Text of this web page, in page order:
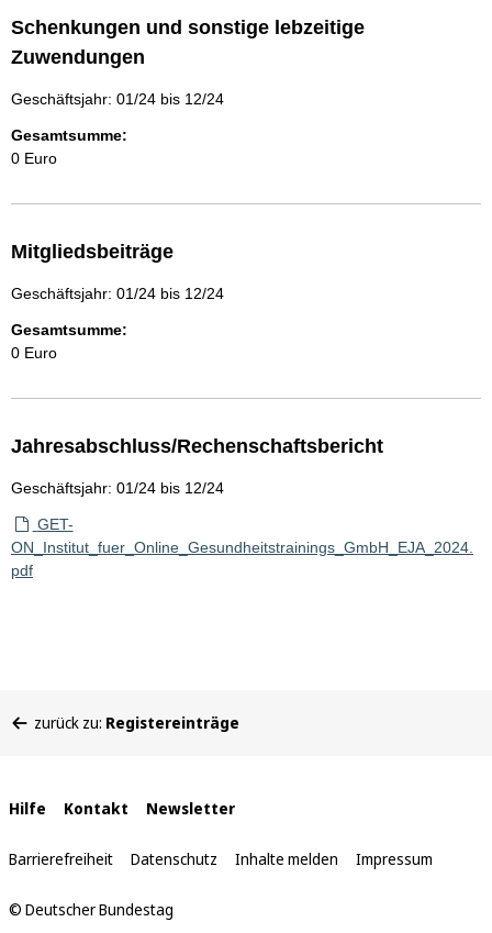
Schenkungen und sonstige lebzeitige
Zuwendungen
Geschäftsjahr: 01/24 bis 12/24
Gesamtsumme:
0 Euro
Mitgliedsbeiträge
Geschäftsjahr: 01/24 bis 12/24
Gesamtsumme:
0 Euro
Jahresabschluss/Rechenschaftsbericht
Geschäftsjahr: 01/24 bis 12/24
GET-
ON_Institut_fuer_Online_Gesundheitstrainings_GmbH_EJA_2024.
pdf
befinden
zurück zu: Registereinträge
Interne
Links
Hilfe Kontakt Newsletter
Barrierefreiheit Datenschutz Inhalte melden Impressum
© Deutscher Bundestag